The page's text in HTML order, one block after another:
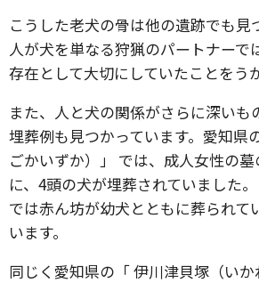
こうした老犬の骨は他の遺跡でも見
人が犬を単なる狩猟のパートナーで
存在として大切にしていたことをう
また、人と犬の関係がさらに深いも
埋葬例も見つかっています。愛知県
ごかいずか）」 では、成人女性の
に、4頭の犬が埋葬されていました
では赤ん坊が幼犬とともに葬られて
います。
同じく愛知県の「 伊川津貝塚（いか